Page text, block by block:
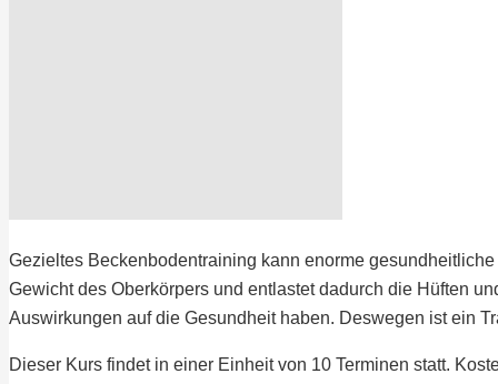
Gezieltes Beckenbodentraining kann enorme
Gewicht des Oberkörpers und entlastet dadurch die Hüften
Auswirkungen auf die Gesundheit haben. Deswegen ist ein
Dieser Kurs findet in einer Einheit von 10 Terminen statt.